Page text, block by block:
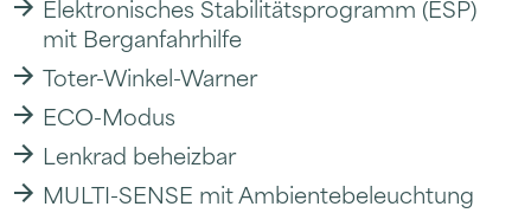
Elektronisches Stabilitätsprogramm (ESP)
mit Berganfahrhilfe
Toter-Winkel-Warner
ECO-Modus
Lenkrad beheizbar
MULTI-SENSE mit Ambientebeleuchtung